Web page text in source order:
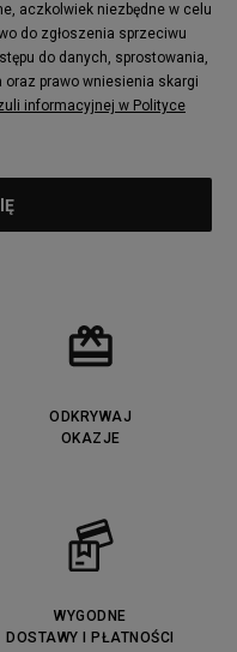
aczkolwiek niezbędne w celu
do zgłoszenia sprzeciwu
do danych, sprostowania,
prawo wniesienia skargi
informacyjnej w Polityce
ODKRYWAJ
OKAZJE
WYGODNE
DOSTAWY I PŁATNOŚCI